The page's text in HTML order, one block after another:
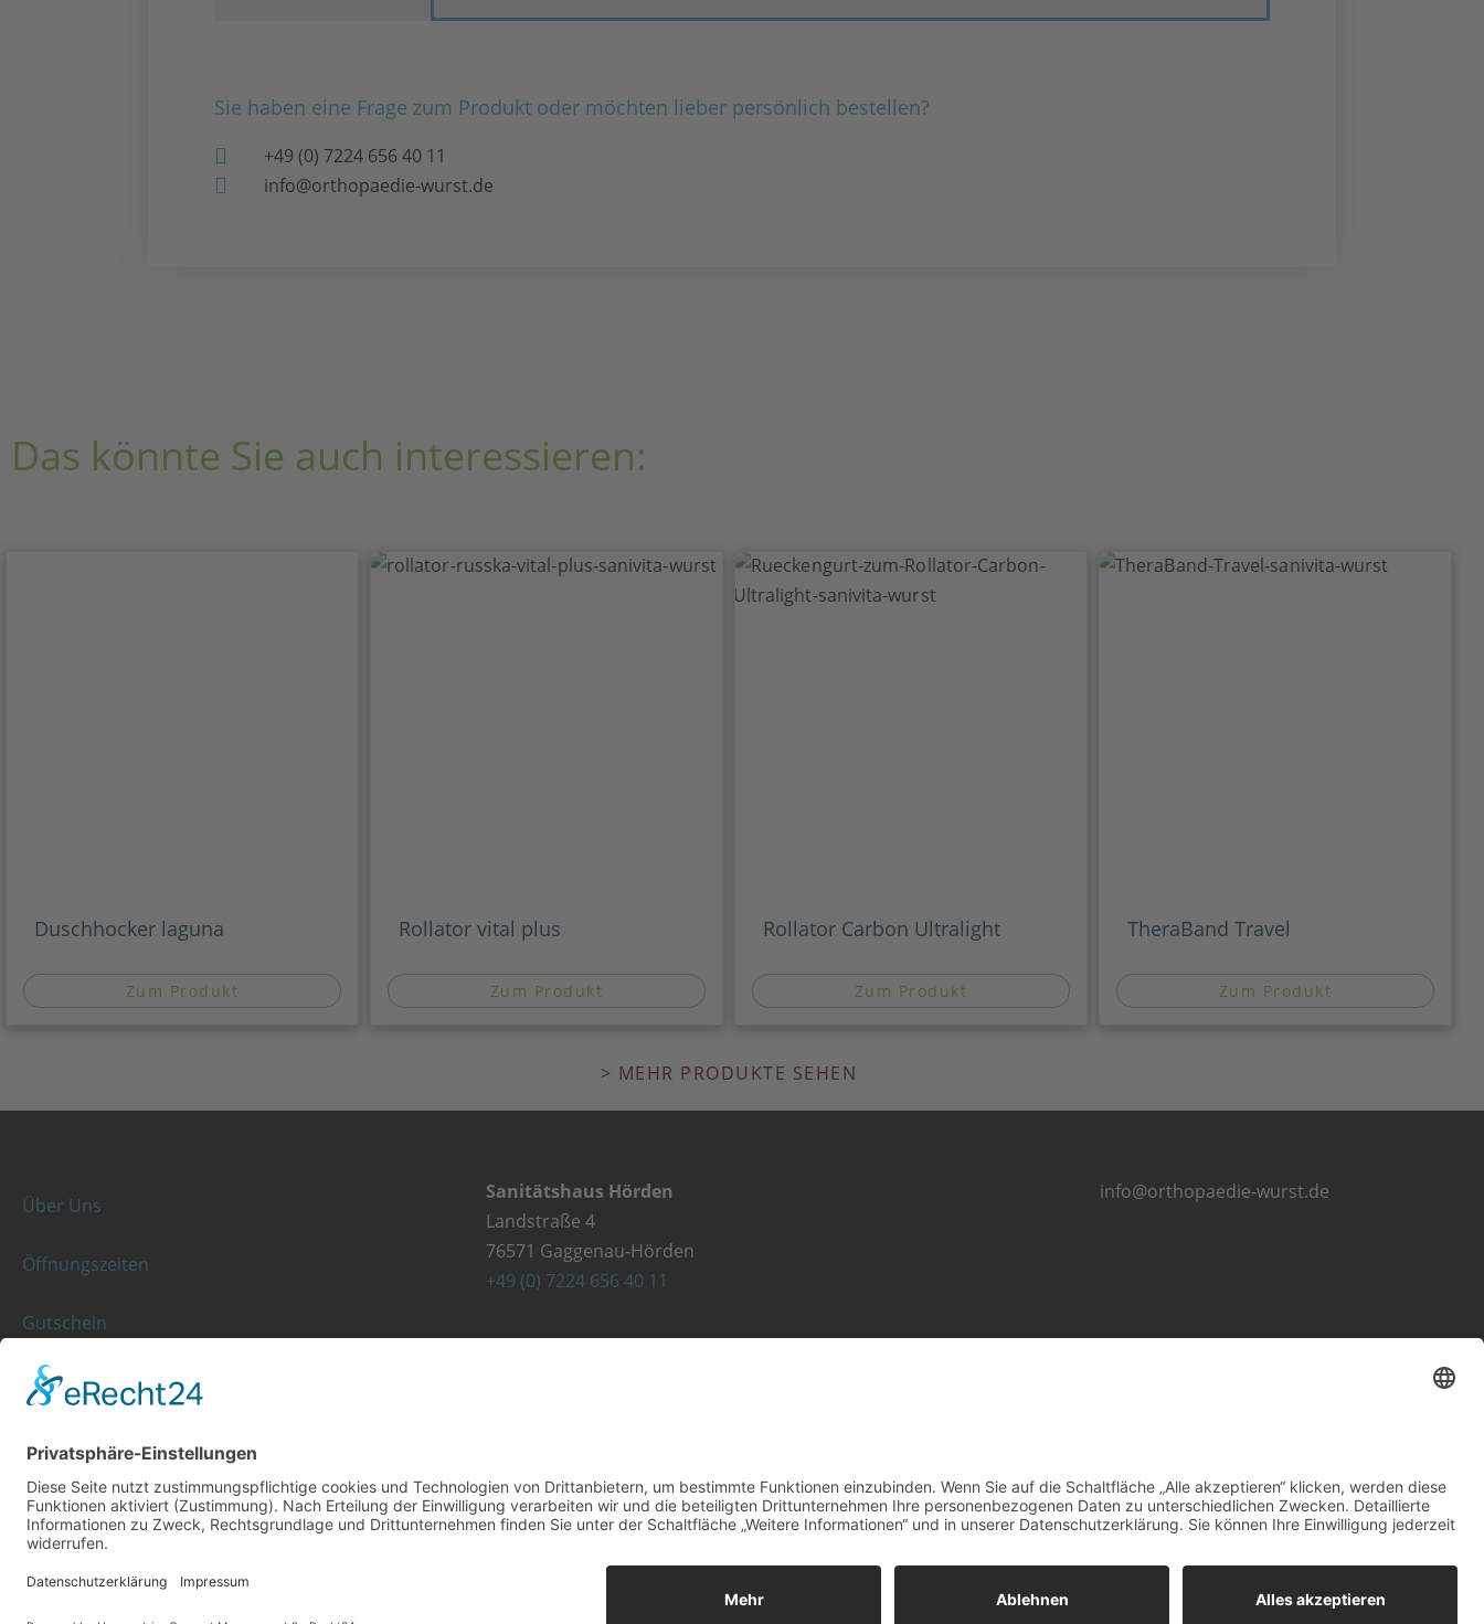
Sie haben eine Frage zum Produkt oder möchten lieber persönlich bestellen?
+49 (0) 7224 656 40 11
info@orthopaedie-wurst.de
Das könnte Sie auch interessieren:
Duschhocker laguna
Zum Produkt
Rollator vital plus
Zum Produkt
Rollator Carbon Ultralight
Zum Produkt
TheraBand Travel
Zum Produkt
> MEHR PRODUKTE SEHEN
Über Uns
Öffnungszeiten
Gutschein
Kassenleistungen
Sanitätshaus Hörden
Landstraße 4
76571 Gaggenau-Hörden
+49 (0) 7224 656 40 11
info@orthopaedie-wurst.de
© Copyright 2023 - Orthopädie Wurst